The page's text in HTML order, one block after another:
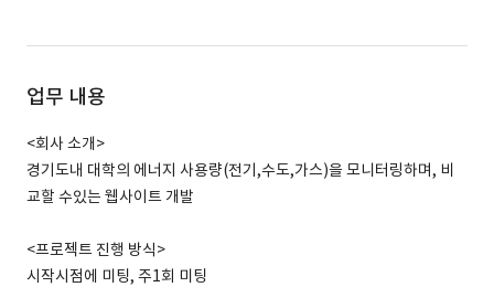
업무 내용
<회사 소개>
경기도내 대학의 에너지 사용량(전기,수도,가스)을 모니터링하며, 비
교할 수있는 웹사이트 개발
<프로젝트 진행 방식>
시작시점에 미팅, 주1회 미팅